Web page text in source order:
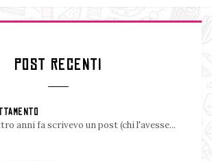
POST RECENTI
anni fa scrivevo un post (chi l'avesse...